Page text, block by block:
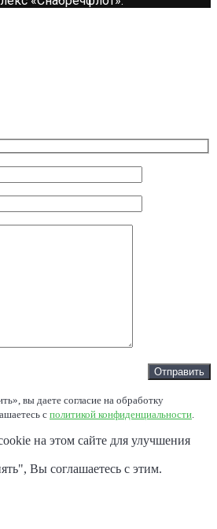
вы даете согласие на обработку
c политикой конфиденциальности.
на этом сайте для улучшения
Вы соглашаетесь с этим.